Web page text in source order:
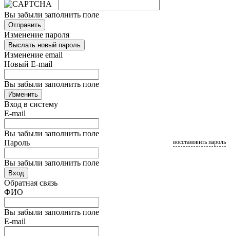
Вы забыли заполнить поле
Отправить
Изменение пароля
Выслать новый пароль
Изменение email
Новый E-mail
Вы забыли заполнить поле
Изменить
Вход в систему
E-mail
Вы забыли заполнить поле
Пароль
Вы забыли заполнить поле
восстановить пароль
Вход
Обратная связь
ФИО
Вы забыли заполнить поле
E-mail